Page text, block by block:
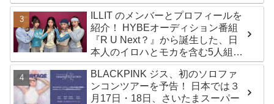
ILLIT のメンバーとプロフィールを
紹介！ HYBEオーディション番組
『R U Next？』から誕生した、日
本人のイロハとモカを含む5人組ガ
ールズグループ！ デビュー曲
「Magnetic」がいきなりの大ヒッ
ト
BLACKPINK ジス、初のソロファ
ンコンツアーを予告！ 日本では３
月17日・18日、さいたまスーパー